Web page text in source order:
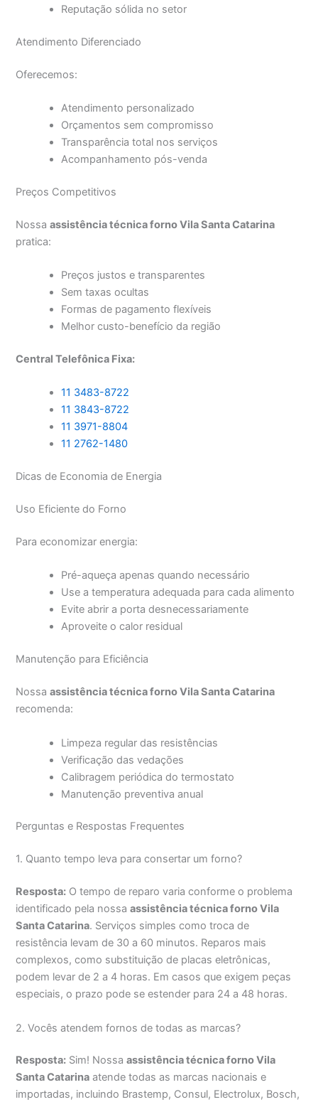
Reputação sólida no setor
Atendimento Diferenciado
Oferecemos:
Atendimento personalizado
Orçamentos sem compromisso
Transparência total nos serviços
Acompanhamento pós-venda
Preços Competitivos
Nossaassistência técnica forno Vila Santa Catarina
pratica:
Preços justos e transparentes
Sem taxas ocultas
Formas de pagamento flexíveis
Melhor custo-benefício da região
Central Telefônica Fixa:
11 3483-8722
11 3843-8722
11 3971-8804
11 2762-1480
Dicas de Economia de Energia
Uso Eficiente do Forno
Para economizar energia:
Pré-aqueça apenas quando necessário
Use a temperatura adequada para cada alimento
Evite abrir a porta desnecessariamente
Aproveite o calor residual
Manutenção para Eficiência
Nossaassistência técnica forno Vila Santa Catarina
recomenda:
Limpeza regular das resistências
Verificação das vedações
Calibragem periódica do termostato
Manutenção preventiva anual
Perguntas e Respostas Frequentes
1. Quanto tempo leva para consertar um forno?
Resposta: O tempo de reparo varia conforme o problema
identificado pela nossaassistência técnica forno Vila
Santa Catarina. Serviços simples como troca de
resistência levam de 30 a 60 minutos. Reparos mais
complexos, como substituição de placas eletrônicas,
podem levar de 2 a 4 horas. Em casos que exigem peças
especiais, o prazo pode se estender para 24 a 48 horas.
2. Vocês atendem fornos de todas as marcas?
Resposta: Sim! Nossaassistência técnica forno Vila
Santa Catarina atende todas as marcas nacionais e
importadas, incluindo Brastemp, Consul, Electrolux, Bosch,